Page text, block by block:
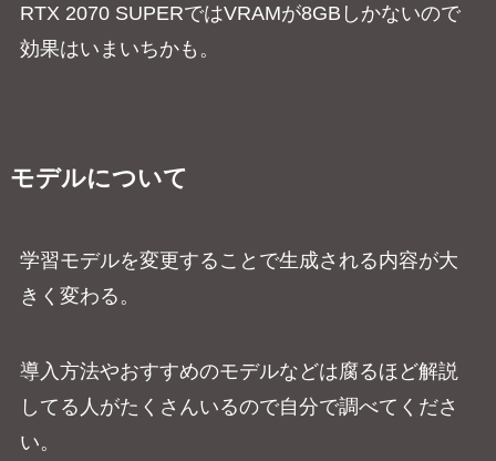
RTX 2070 SUPERではVRAMが8GBしかないので
効果はいまいちかも。
モデルについて
学習モデルを変更することで生成される内容が大
きく変わる。
導入方法やおすすめのモデルなどは腐るほど解説
してる人がたくさんいるので自分で調べてくださ
い。